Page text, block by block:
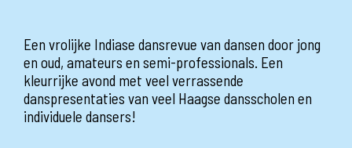
Een vrolijke Indiase dansrevue van dansen door jong
en oud, amateurs en semi-professionals. Een
kleurrijke avond met veel verrassende
danspresentaties van veel Haagse dansscholen en
individuele dansers!